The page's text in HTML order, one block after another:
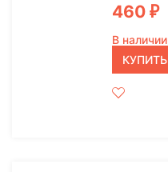
460 ₽
В
КУПИТЬ